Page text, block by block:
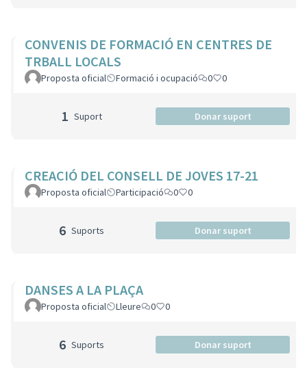
CONVENIS DE FORMACIÓ EN CENTRES DE
TRBALL LOCALS
Proposta oficial Formació i ocupació 0 0
1 Suport Donar suport
CREACIÓ DEL CONSELL DE JOVES 17-21
Proposta oficial Participació 0 0
6 Suports Donar suport
DANSES A LA PLAÇA
Proposta oficial Lleure 0 0
6 Suports Donar suport